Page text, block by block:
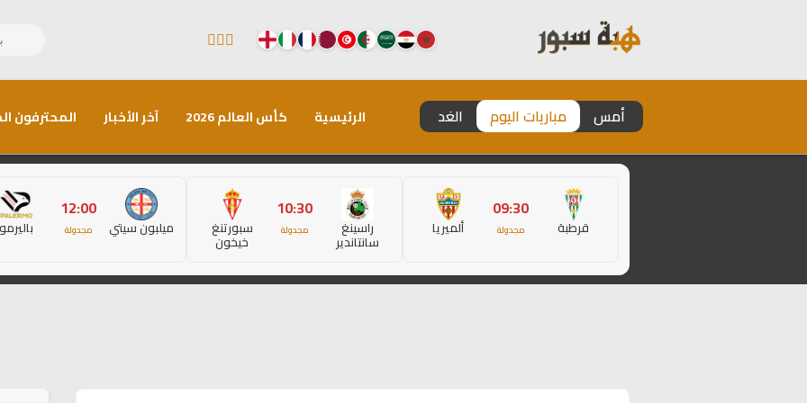
أمس مباريات اليوم الغد الرئيسية كأس العالم 2026 آخر الأخبار المحترفون
قرطبة
09:30
مجدولة ألميريا راسينغ
سانتاندير
10:30
مجدولة سبورتنغ
خيخون
ميلبون سيتي
12:00
مجدولة باليرمو